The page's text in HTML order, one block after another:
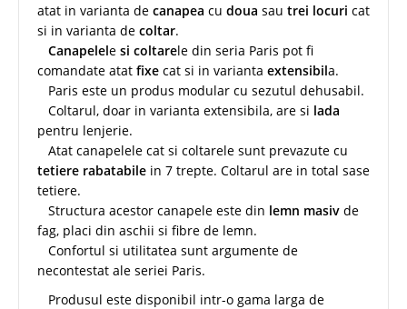
atat in varianta de canapea cu doua sau trei locuri cat
si in varianta de coltar.
Canapelele si coltarele din seria Paris pot fi
comandate atat fixe cat si in varianta extensibila.
Paris este un produs modular cu sezutul dehusabil.
Coltarul, doar in varianta extensibila, are si lada
pentru lenjerie.
Atat canapelele cat si coltarele sunt prevazute cu
tetiere rabatabile in 7 trepte. Coltarul are in total sase
tetiere.
Structura acestor canapele este din lemn masiv de
fag, placi din aschii si fibre de lemn.
Confortul si utilitatea sunt argumente de
necontestat ale seriei Paris.
Produsul este disponibil intr-o gama larga de